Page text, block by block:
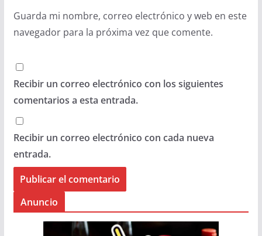
Guarda mi nombre, correo electrónico y web en este
navegador para la próxima vez que comente.
Recibir un correo electrónico con los siguientes
comentarios a esta entrada.
Recibir un correo electrónico con cada nueva
entrada.
Anuncio